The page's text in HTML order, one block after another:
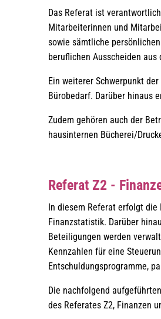
Das Referat ist
Mitarbeiterinnen und
sowie sämtliche
beruflichen Ausscheiden aus
Ein weiterer Schwerpunkt
Bürobedarf. Darüber hinaus
Zudem gehören auch der
hausinternen Bücherei/
Referat Z2 -
In diesem Referat erfolgt die
Finanzstatistik. Darüber
Beteiligungen werden
Kennzahlen für eine
Entschuldungsprogramme,
Die nachfolgend
des Referates Z2, Finanzen